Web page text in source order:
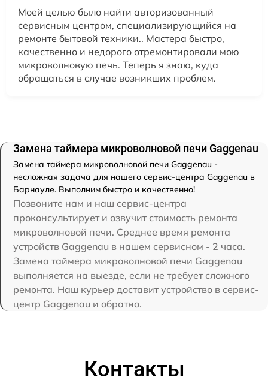
Моей целью было найти авторизованный
сервисным центром, специализирующийся на
ремонте бытовой техники.. Мастера быстро,
качественно и недорого отремонтировали мою
микроволновую печь. Теперь я знаю, куда
обращаться в случае возникших проблем.
Замена таймера микроволновой печи Gaggenau
Замена таймера микроволновой печи Gaggenau -
несложная задача для нашего сервис-центра Gaggenau в
Барнауле. Выполним быстро и качественно!
Позвоните нам и наш сервис-центра
проконсультирует и озвучит стоимость ремонта
микроволновой печи. Среднее время ремонта
устройств Gaggenau в нашем сервисном - 2 часа.
Замена таймера микроволновой печи Gaggenau
выполняется на выезде, если не требует сложного
ремонта. Наш курьер доставит устройство в сервис-
центр Gaggenau и обратно.
Контакты